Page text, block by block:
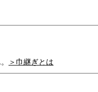
＞巾継ぎとは